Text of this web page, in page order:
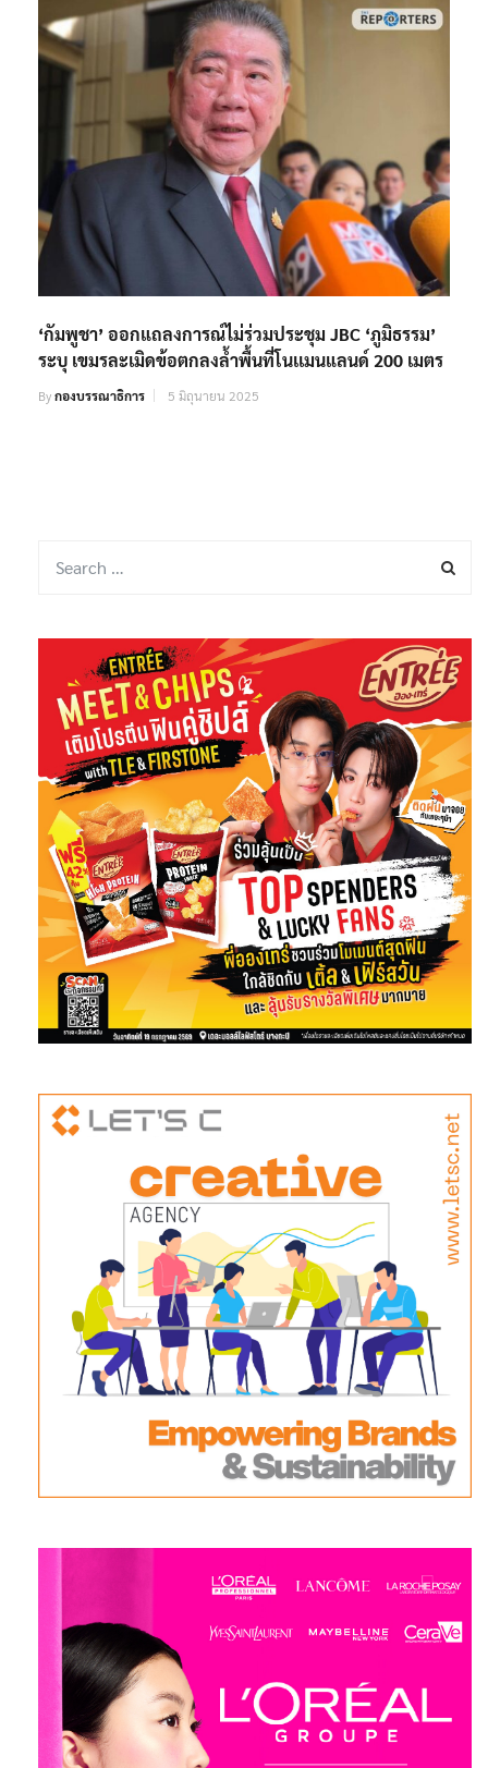
‘กัมพูชา’ ออกแถลงการณ์ไม่ร่วมประชุม JBC ‘ภูมิธรรม’
ระบุ เขมรละเมิดข้อตกลงล้ำพื้นที่โนเเมนแลนด์ 200 เมตร
Byกองบรรณาธิการ 5 มิถุนายน 2025